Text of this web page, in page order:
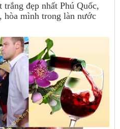
trắng đẹp nhất Phú Quốc,
hòa mình trong làn nước